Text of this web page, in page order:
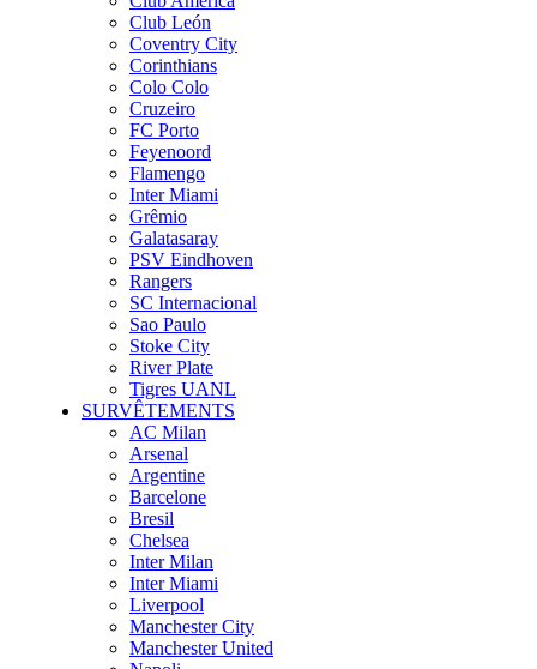
Club León
Coventry City
Corinthians
Colo Colo
Cruzeiro
FC Porto
Feyenoord
Flamengo
Inter Miami
Grêmio
Galatasaray
PSV Eindhoven
Rangers
SC Internacional
Sao Paulo
Stoke City
River Plate
Tigres UANL
SURVÊTEMENTS
AC Milan
Arsenal
Argentine
Barcelone
Bresil
Chelsea
Inter Milan
Inter Miami
Liverpool
Manchester City
Manchester United